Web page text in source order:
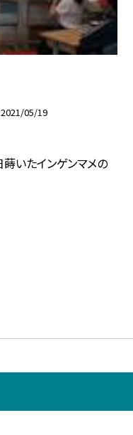
2021/05/19
蒔いたインゲンマメの